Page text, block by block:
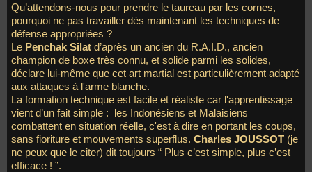
Qu’attendons-nous pour prendre le taureau par les cornes,
pourquoi ne pas travailler dès maintenant les techniques de
défense appropriées ?
Le Penchak Silat d’après un ancien du R.A.I.D., ancien
champion de boxe très connu, et solide parmi les solides,
déclare lui-même que cet art martial est particulièrement adapté
aux attaques à l'arme blanche.
La formation technique est facile et réaliste car l'apprentissage
vient d’un fait simple : les Indonésiens et Malaisiens
combattent en situation réelle, c'est à dire en portant les coups,
sans fioriture et mouvements superflus. Charles JOUSSOT (je
ne peux que le citer) dit toujours “ Plus c’est simple, plus c’est
efficace ! ”.